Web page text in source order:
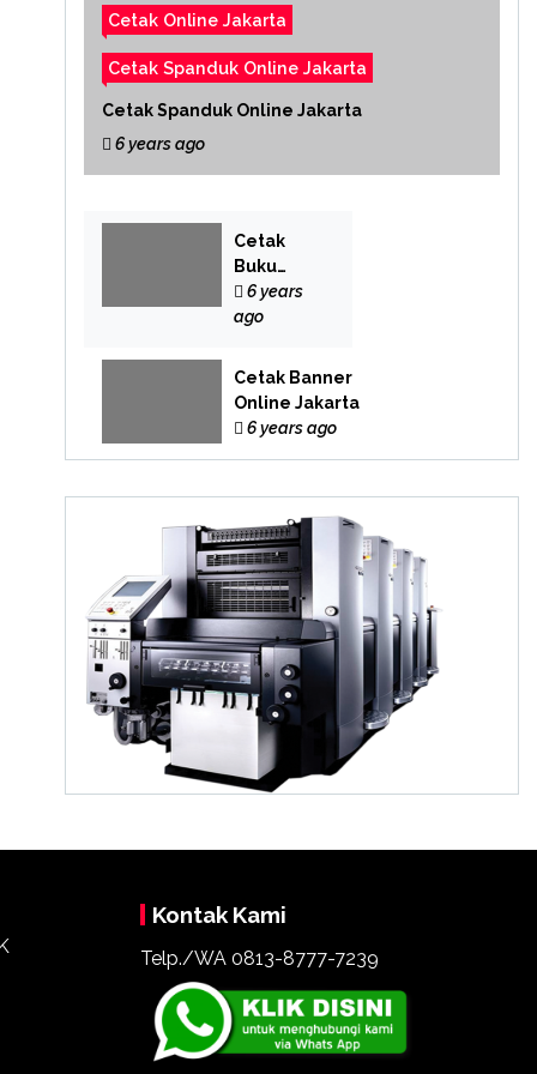
Cetak Online Jakarta
Cetak Spanduk Online Jakarta
Cetak Spanduk Online Jakarta
6 years ago
Cetak
Buku
Yasin
Online
6 years
ago
Cetak Banner
Online Jakarta
6 years ago
Kontak Kami
Telp./WA 0813-8777-7239